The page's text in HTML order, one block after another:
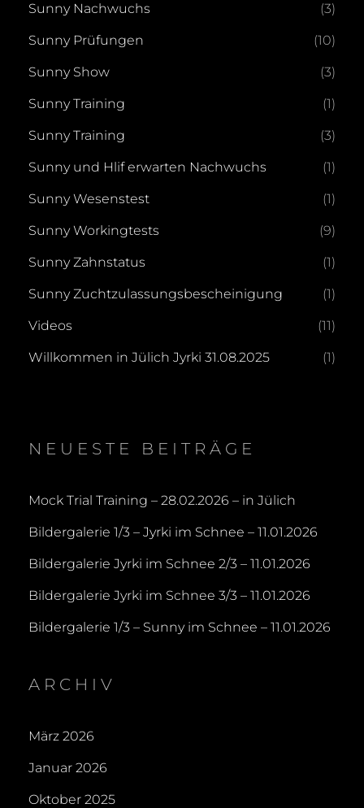
Sunny Nachwuchs (3)
Sunny Prüfungen (10)
Sunny Show (3)
Sunny Training (1)
Sunny Training (3)
Sunny und Hlif erwarten Nachwuchs (1)
Sunny Wesenstest (1)
Sunny Workingtests (9)
Sunny Zahnstatus (1)
Sunny Zuchtzulassungsbescheinigung (1)
Videos (11)
Willkommen in Jülich Jyrki 31.08.2025 (1)
NEUESTE BEITRÄGE
Mock Trial Training – 28.02.2026 – in Jülich
Bildergalerie 1/3 – Jyrki im Schnee – 11.01.2026
Bildergalerie Jyrki im Schnee 2/3 – 11.01.2026
Bildergalerie Jyrki im Schnee 3/3 – 11.01.2026
Bildergalerie 1/3 – Sunny im Schnee – 11.01.2026
ARCHIV
März 2026
Januar 2026
Oktober 2025